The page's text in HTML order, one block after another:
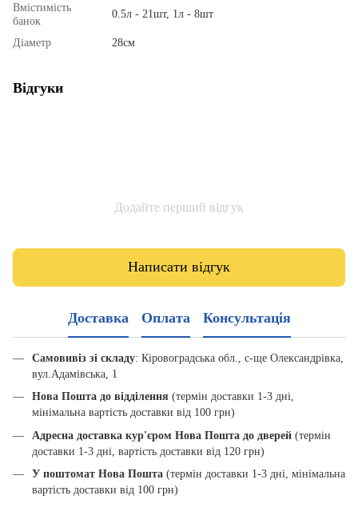
Вмістимість
банок
0.5л - 21шт, 1л - 8шт
Діаметр 28см
Відгуки
Додайте перший відгук
Написати відгук
Доставка Оплата Консультація
Самовивіз зі складу: Кіровоградська обл., с-ще Олександрівка,
вул.Адамівська, 1
Нова Пошта до відділення (термін доставки 1-3 дні,
мінімальна вартість доставки від 100 грн)
Адресна доставка кур'єром Нова Пошта до дверей (термін
доставки 1-3 дні, вартість доставки від 120 грн)
У поштомат Нова Пошта (термін доставки 1-3 дні, мінімальна
вартість доставки від 100 грн)